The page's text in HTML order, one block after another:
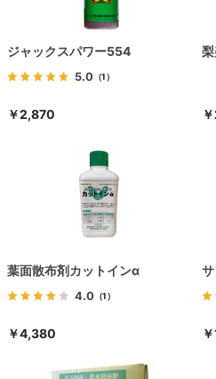
ジャックスパワー554
5.0 （1）
￥2,870
葉面散布剤カットインα
4.0 （1）
￥4,380